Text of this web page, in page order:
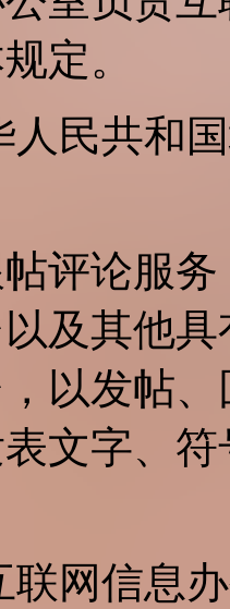
定。
人民共和
评论服
及其他
以发帖
文字、
联网信息